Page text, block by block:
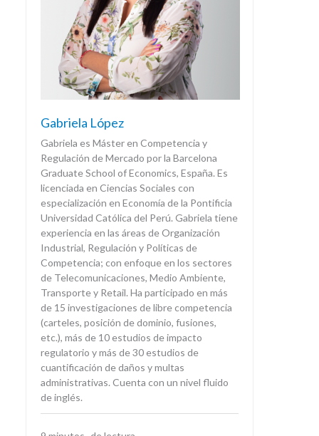
Gabriela López
Gabriela es Máster en Competencia y
Regulación de Mercado por la Barcelona
Graduate School of Economics, España. Es
licenciada en Ciencias Sociales con
especialización en Economía de la Pontificia
Universidad Católica del Perú. Gabriela tiene
experiencia en las áreas de Organización
Industrial, Regulación y Políticas de
Competencia; con enfoque en los sectores
de Telecomunicaciones, Medio Ambiente,
Transporte y Retail. Ha participado en más
de 15 investigaciones de libre competencia
(carteles, posición de dominio, fusiones,
etc.), más de 10 estudios de impacto
regulatorio y más de 30 estudios de
cuantificación de daños y multas
administrativas. Cuenta con un nivel fluido
de inglés.